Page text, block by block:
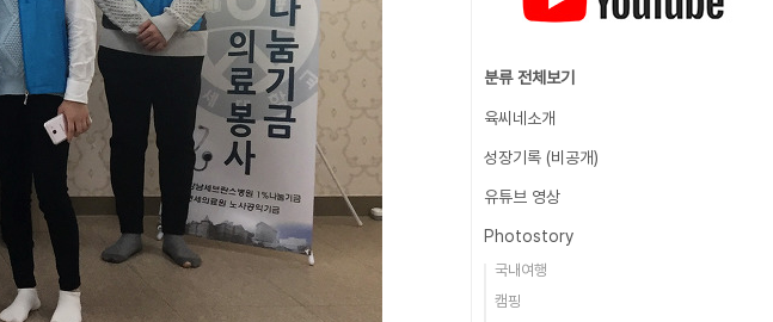
분류 전체보기
육씨네소개
성장기록 (비공개)
유튜브 영상
Photostory
국내여행
캠핑